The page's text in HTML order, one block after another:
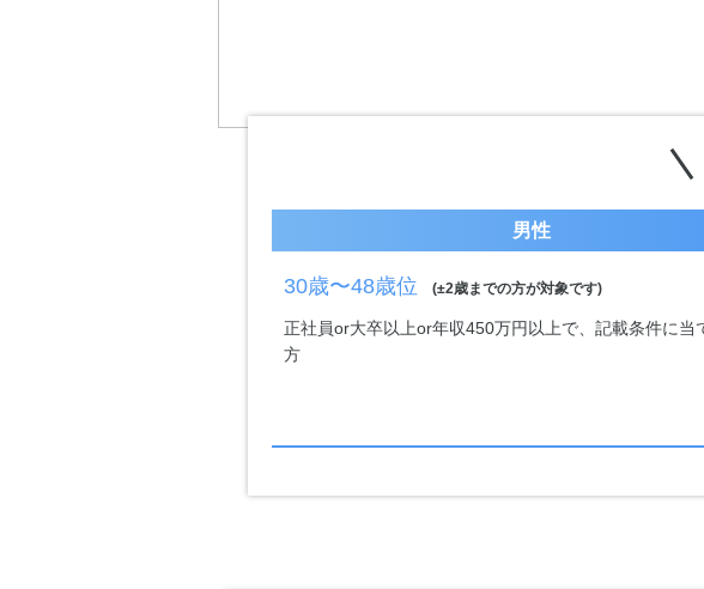
男性
30歳〜48歳位 (±2歳までの方が対象です)
正社員or大卒以上or年収450万円以上で、記載条件に当
方